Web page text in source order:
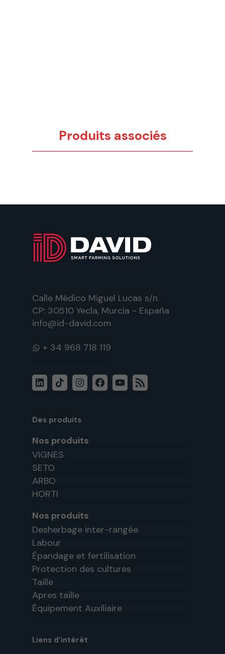
Produits associés
Calle Médico Miguel Lucas s/n.
CP: 30510 Yecla, Murcia - España
info@id-david.com
WhatsApp
LinkedInTikTokInstagram
FacebookYouTube
Flux
RSS
Des produits
Nos produits
VIGNES
SETO
ARBO
HORTI
Nos produits
Desherbage inter-rangée
Labour
Épandage et fertilisation
Protection des cultures
Taille
Apres taille
Équipement Auxiliaire
Liens d’intérêt